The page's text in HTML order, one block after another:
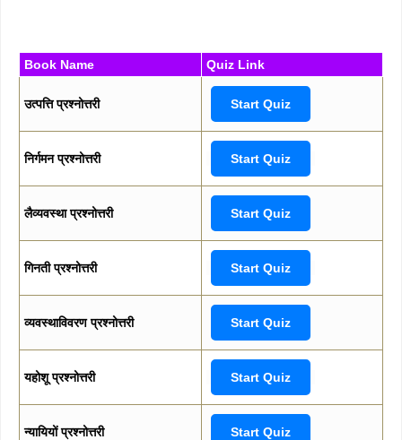
Book Name Quiz Link
उत्पत्ति प्रश्नोत्तरी Start Quiz
निर्गमन प्रश्नोत्तरी Start Quiz
लैव्यवस्था प्रश्नोत्तरी Start Quiz
गिनती प्रश्नोत्तरी Start Quiz
व्यवस्थाविवरण प्रश्नोत्तरी Start Quiz
यहोशू प्रश्नोत्तरी Start Quiz
न्यायियों प्रश्नोत्तरी Start Quiz